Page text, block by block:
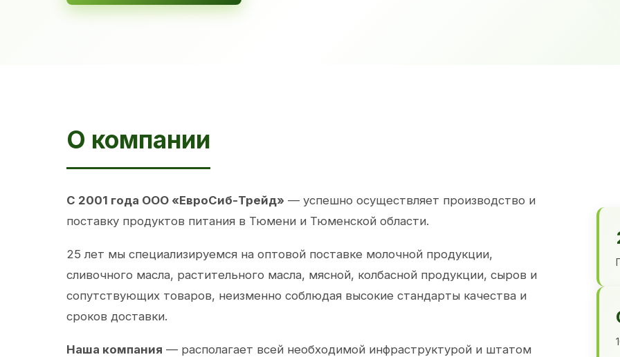
О компании
С 2001 года ООО «ЕвроСиб-Трейд» — успешно осуществляет производство и
поставку продуктов питания в Тюмени и Тюменской области.
25 лет мы специализируемся на оптовой поставке молочной продукции,
сливочного масла, растительного масла, мясной, колбасной продукции, сыров и
сопутствующих товаров, неизменно соблюдая высокие стандарты качества и
сроков доставки.
Наша компания — располагает всей необходимой инфраструктурой и штатом